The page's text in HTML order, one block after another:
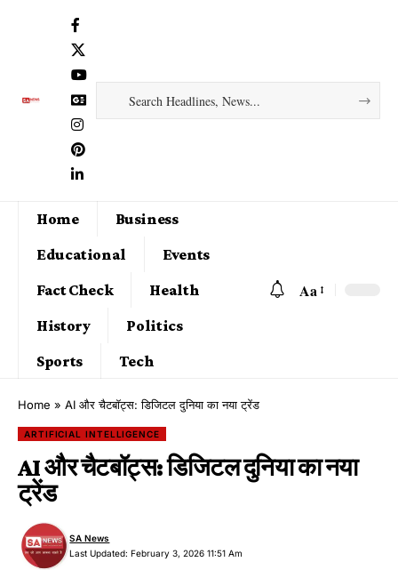
Home
Business
Educational
Events
Fact Check
Health
History
Politics
Sports
Tech
Aa
Home » AI और चैटबॉट्स: डिजिटल दुनिया का नया ट्रेंड
ARTIFICIAL INTELLIGENCE
AI और चैटबॉट्स: डिजिटल दुनिया का नया
ट्रेंड
Last Updated: February 3, 2026 11:51 Am
SA News